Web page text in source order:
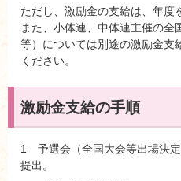
ただし、激励金の支給は、年度
また、小体連、中体連主催の全
等）については別途の激励金支
ください。
激励金支給の手順
1 予選会（全国大会等出場決
提出。